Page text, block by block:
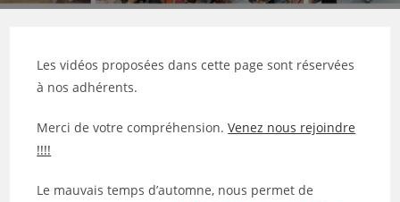
Les vidéos proposées dans cette page sont réservées
à nos adhérents.
Merci de votre compréhension.Venez nous rejoindre
!!!!
Le mauvais temps d’automne, nous permet de